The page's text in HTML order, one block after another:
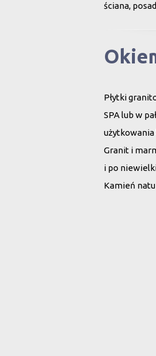
ściana,
Płytki
SPA lub w
użytkowania
Granit i
i po
Kamień